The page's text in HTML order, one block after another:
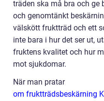
träden ska må bra och ge
och genomtänkt
välskött fruktträd och ett
inte bara i hur det ser ut,
fruktens kvalitet och hur
mot sjukdomar.
När man pratar
om fruktträdsbeskärning